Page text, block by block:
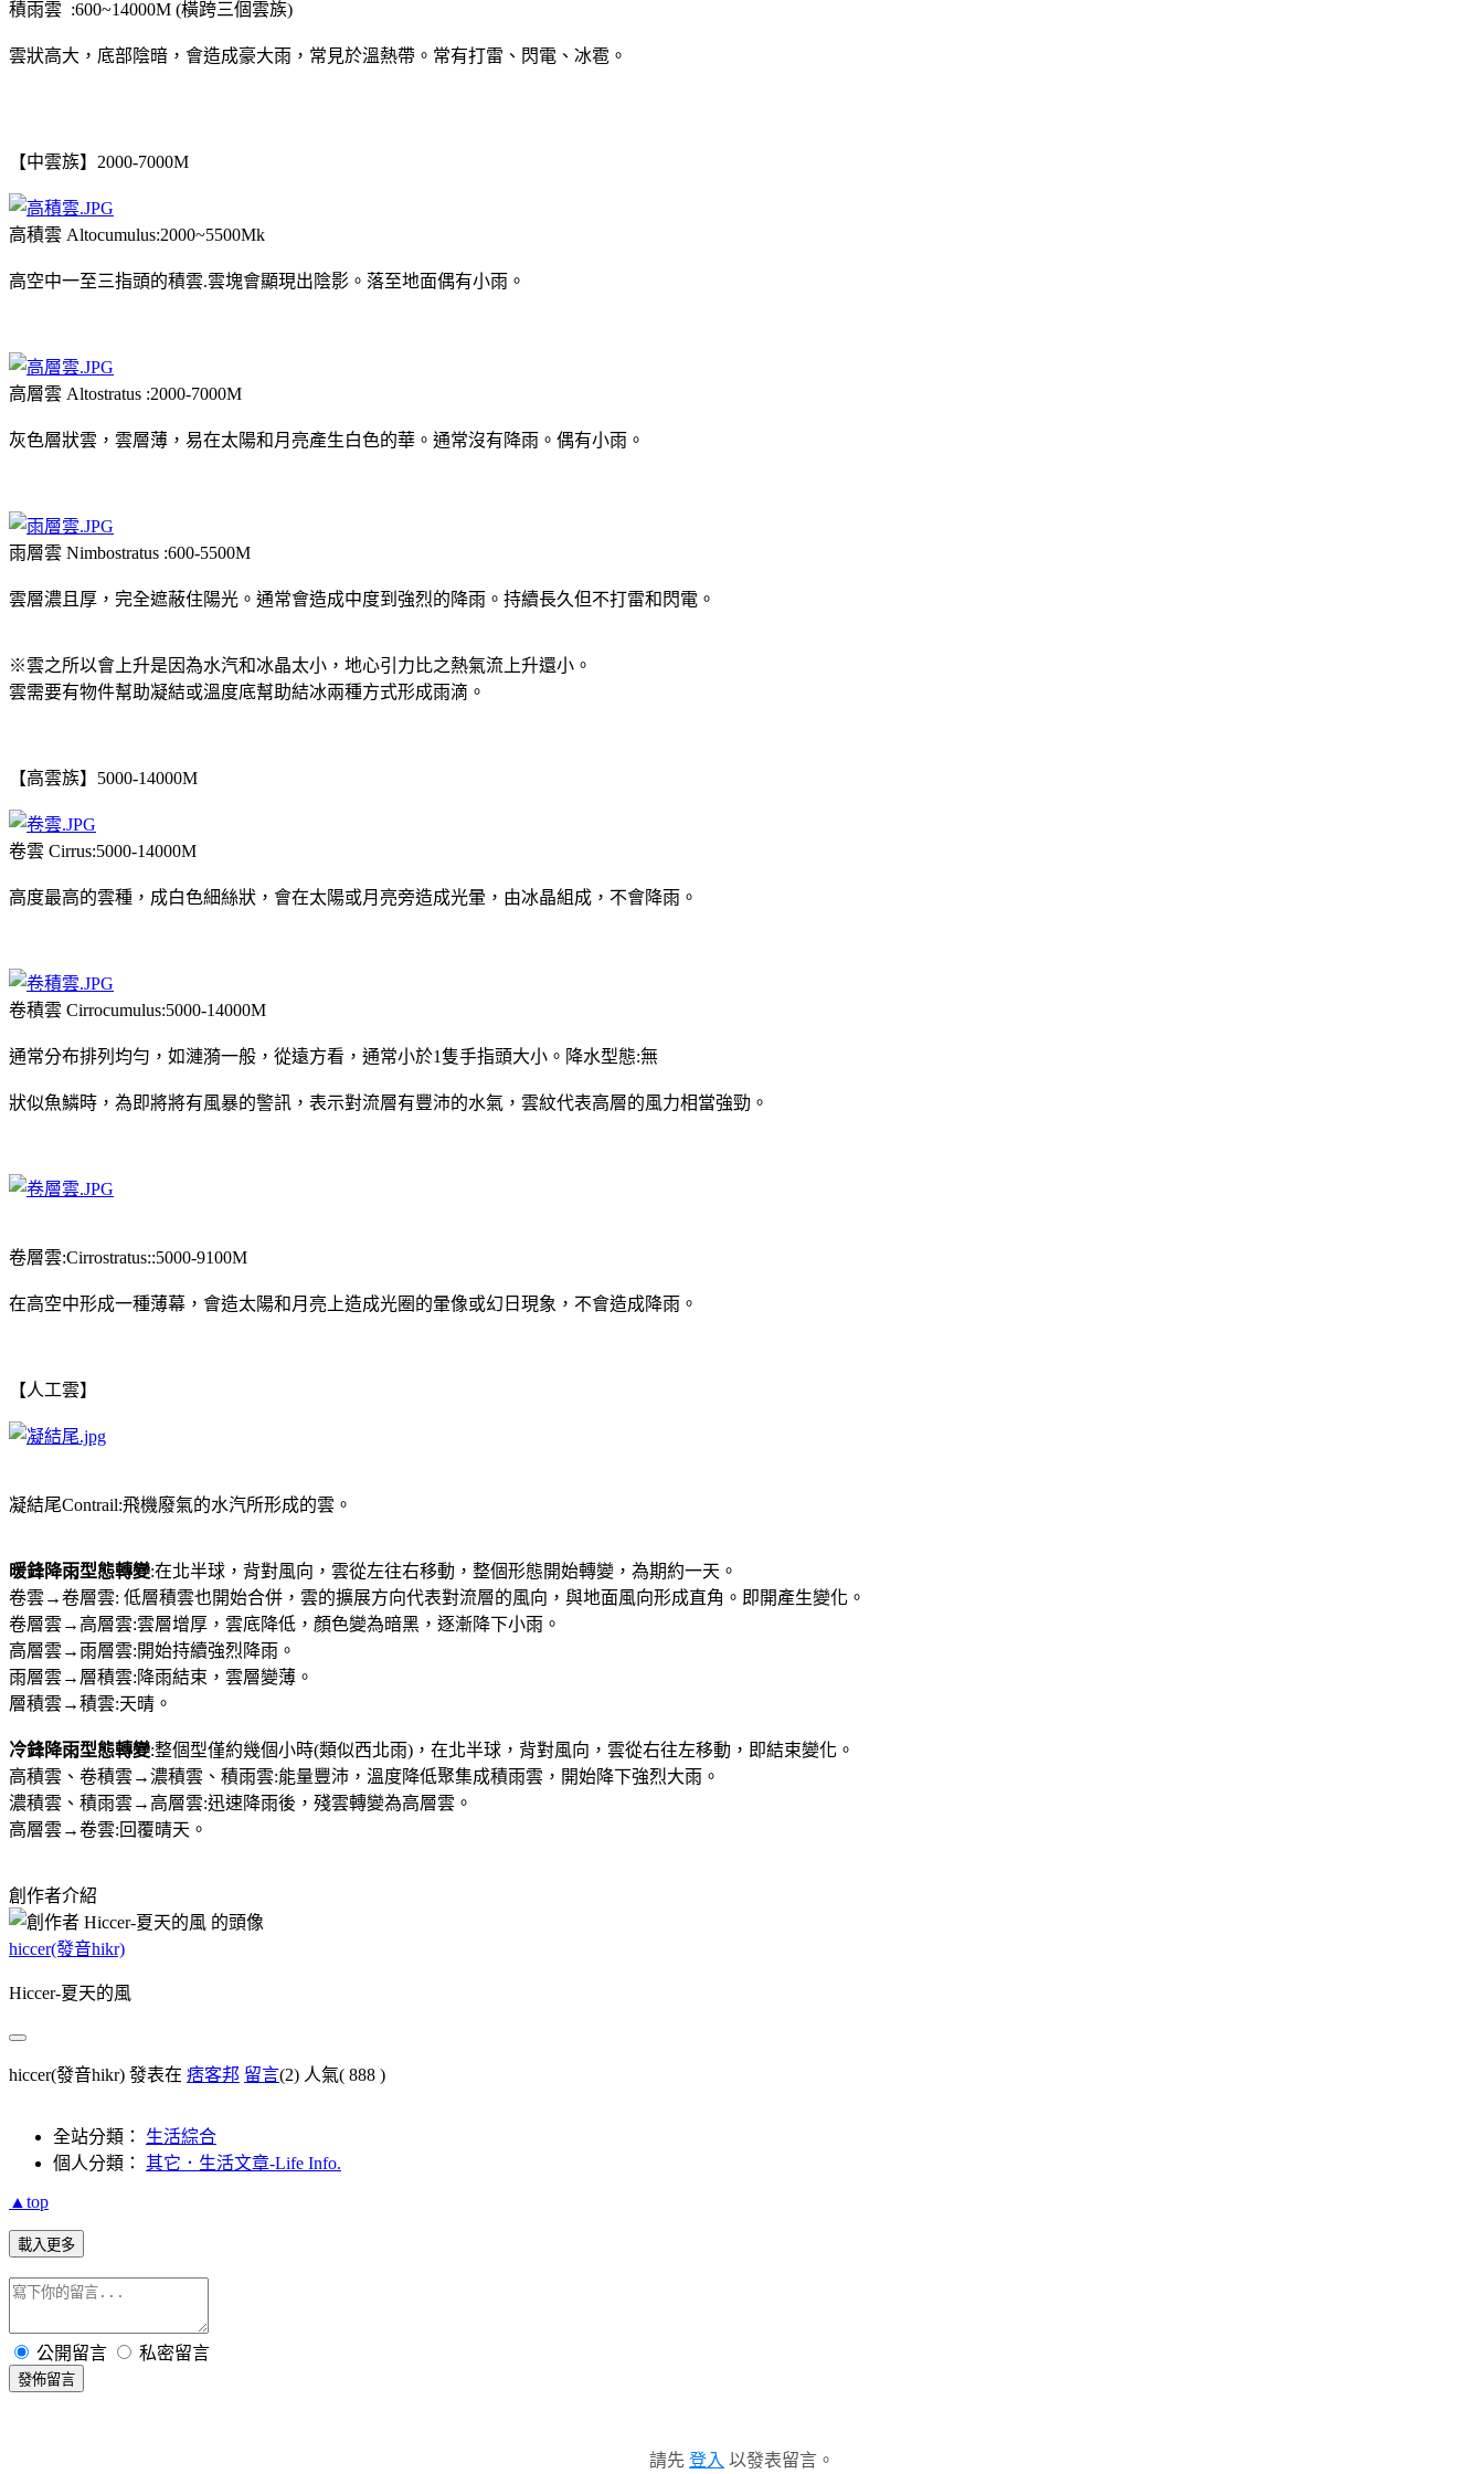
積雨雲 :600~14000M (橫跨三個雲族)
雲狀高大，底部陰暗，會造成豪大雨，常見於溫熱帶。常有打雷、閃電、冰雹。
【中雲族】2000-7000M
高積雲 Altocumulus:2000~5500Mk
高空中一至三指頭的積雲.雲塊會顯現出陰影。落至地面偶有小雨。
高層雲 Altostratus :2000-7000M
灰色層狀雲，雲層薄，易在太陽和月亮產生白色的華。通常沒有降雨。偶有小雨。
雨層雲 Nimbostratus :600-5500M
雲層濃且厚，完全遮蔽住陽光。通常會造成中度到強烈的降雨。持續長久但不打雷和閃電。
※雲之所以會上升是因為水汽和冰晶太小，地心引力比之熱氣流上升還小。
雲需要有物件幫助凝結或溫度底幫助結冰兩種方式形成雨滴。
【高雲族】5000-14000M
卷雲 Cirrus:5000-14000M
高度最高的雲種，成白色細絲狀，會在太陽或月亮旁造成光暈，由冰晶組成，不會降雨。
卷積雲 Cirrocumulus:5000-14000M
通常分布排列均勻，如漣漪一般，從遠方看，通常小於1隻手指頭大小。降水型態:無
狀似魚鱗時，為即將將有風暴的警訊，表示對流層有豐沛的水氣，雲紋代表高層的風力相當強勁。
卷層雲:Cirrostratus::5000-9100M
在高空中形成一種薄幕，會造太陽和月亮上造成光圈的暈像或幻日現象，不會造成降雨。
【人工雲】
凝結尾Contrail:飛機廢氣的水汽所形成的雲。
暖鋒降雨型態轉變:在北半球，背對風向，雲從左往右移動，整個形態開始轉變，為期約一天。
卷雲→卷層雲: 低層積雲也開始合併，雲的擴展方向代表對流層的風向，與地面風向形成直角。即開產生變化。
卷層雲→高層雲:雲層增厚，雲底降低，顏色變為暗黑，逐漸降下小雨。
高層雲→雨層雲:開始持續強烈降雨。
雨層雲→層積雲:降雨結束，雲層變薄。
層積雲→積雲:天晴。
冷鋒降雨型態轉變:整個型僅約幾個小時(類似西北雨)，在北半球，背對風向，雲從右往左移動，即結束變化。
高積雲、卷積雲→濃積雲、積雨雲:能量豐沛，溫度降低聚集成積雨雲，開始降下強烈大雨。
濃積雲、積雨雲→高層雲:迅速降雨後，殘雲轉變為高層雲。
高層雲→卷雲:回覆晴天。
創作者介紹
hiccer(發音hikr)
Hiccer-夏天的風
hiccer(發音hikr) 發表在 痞客邦 留言(2) 人氣( 888 )
全站分類： 生活綜合
個人分類： 其它．生活文章-Life Info.
▲top
載入更多
公開留言 私密留言
發佈留言
請先 登入 以發表留言。